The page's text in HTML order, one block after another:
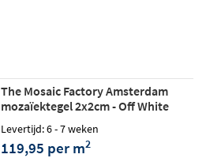
The Mosaic Factory Amsterdam
mozaïektegel 2x2cm - Off White
Levertijd: 6 - 7 weken
119,95 per m2